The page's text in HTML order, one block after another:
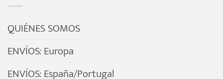
QUIÉNES SOMOS
ENVÍOS: Europa
ENVÍOS: España/Portugal